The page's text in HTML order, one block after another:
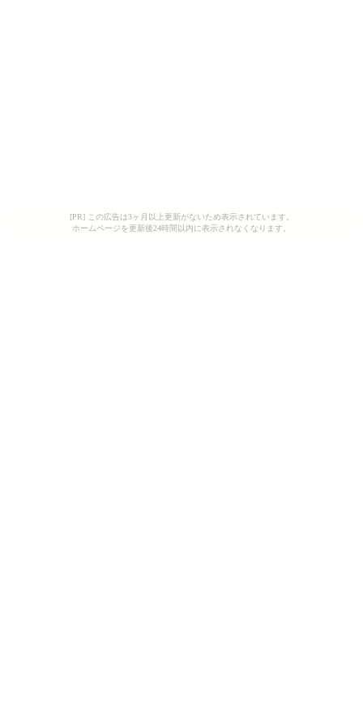
[PR] この広告は3ヶ月以上更新がないため表示されています。
ホームページを更新後24時間以内に表示されなくなります。